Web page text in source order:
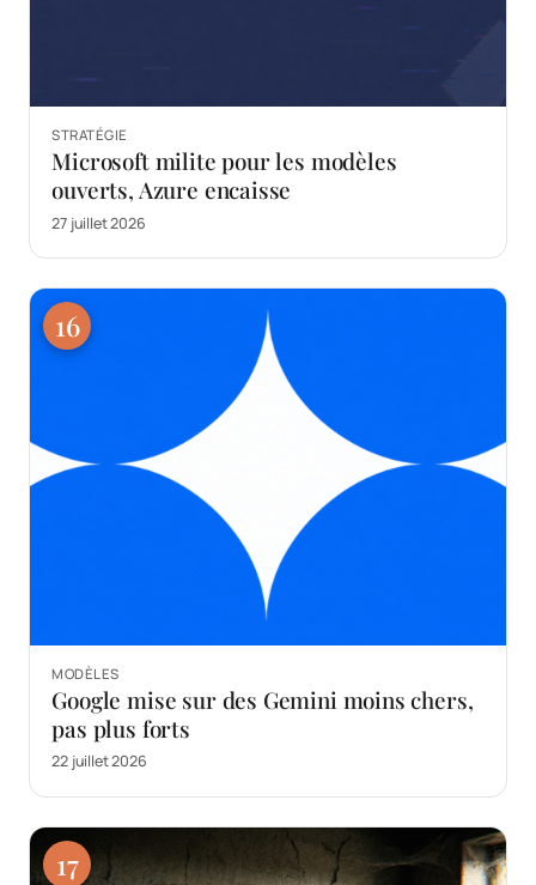
STRATÉGIE
Microsoft milite pour les modèles
ouverts, Azure encaisse
27 juillet 2026
16
MODÈLES
Google mise sur des Gemini moins chers,
pas plus forts
22 juillet 2026
17